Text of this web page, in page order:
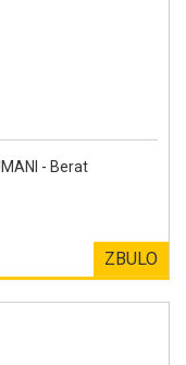
- Berat
ZBULO